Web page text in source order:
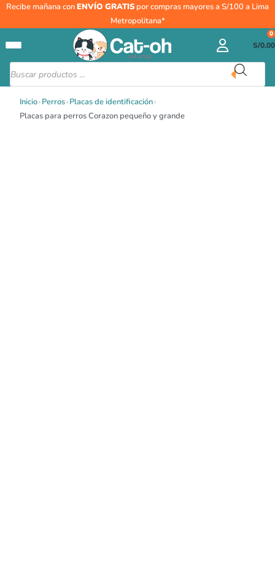
Recibe mañana conENVÍO GRATIS por compras mayores a S/100 a Lima
Metropolitana*
Búsqueda
de
productos
S/0.00
0
Inicio›Perros›Placas de identificación›
Placas para perros Corazon pequeño y grande
Placas
Corazon
pequeño
y
cantidad